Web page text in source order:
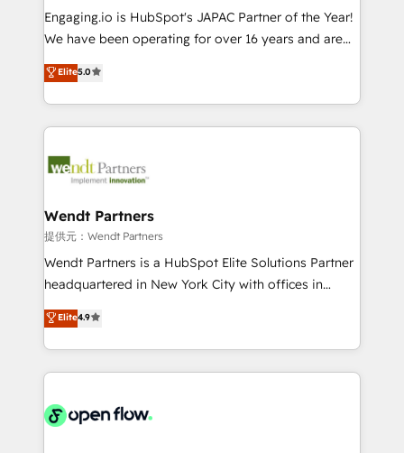
focus on growing B2B companies in the SME sector
such as manufacturing, SaaS, business services and
partner, we know how important user adoption is.
That's why we have developed a step-by-step
technology and people with each other. Together we
strive for optimal customer processes and
Engaging.io is HubSpot's JAPAC Partner of the Year!
We have been operating for over 16 years and are
one of HubSpot's most experienced and technically
capable Agency Partners globally. We specialise in
complex CRM migrations, implementations,
integrations, custom CMS portal development,
businesses. Our teams are based in North America
Implementation Certified Partner and we contribute
to their advisory council. We strive to do 'good work
with good people' and have worked with incredible
brands. You can see some of them on our website,
Elite5.0
Wendt Partners
提供元：Wendt Partners
Wendt Partners is a HubSpot Elite Solutions Partner
headquartered in New York City with offices in
Toronto, London and Melbourne. As a global
HubSpot partner, we specialize in working with
sophisticated B2B companies to implement the
HubSpot CRM platform across client organizations.
industrial/manufacturing, professional services,
Elite4.9